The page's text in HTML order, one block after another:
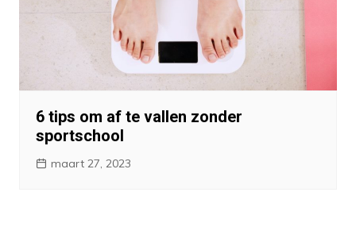
6 tips om af te vallen zonder
sportschool
maart 27, 2023